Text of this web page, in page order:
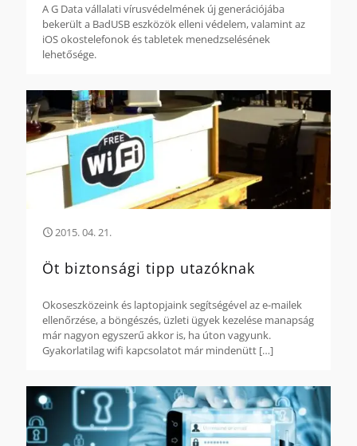
A G Data vállalati vírusvédelmének új generációjába
bekerült a BadUSB eszközök elleni védelem, valamint az
iOS okostelefonok és tabletek menedzselésének
lehetősége.
2015. 04. 21.
Öt biztonsági tipp utazóknak
Okoseszközeink és laptopjaink segítségével az e-mailek
ellenőrzése, a böngészés, üzleti ügyek kezelése manapság
már nagyon egyszerű akkor is, ha úton vagyunk.
Gyakorlatilag wifi kapcsolatot már mindenütt […]